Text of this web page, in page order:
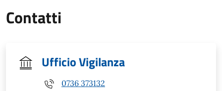
Contatti
Ufficio Vigilanza
0736 373132